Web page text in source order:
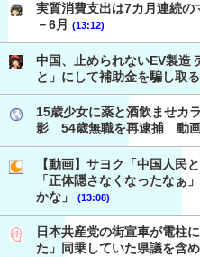
実質消費支出は7カ月連続
－6月
(13:12)
中国、止められないEV製造
と」にして補助金を騙し取
15歳少女に薬と酒飲ませカ
影 54歳無職を再逮捕 動画
【動画】サヨク「中国人民
「正体隠さなくなったなぁ
かな」
(13:08)
日本共産党の街宣車が電柱
た」同乗していた県議を含